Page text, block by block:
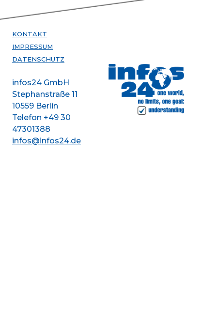
KONTAKT
IMPRESSUM
DATENSCHUTZ
infos24 GmbH
Stephanstraße 11
10559 Berlin
Telefon +49 30
47301388
infos@infos24.de